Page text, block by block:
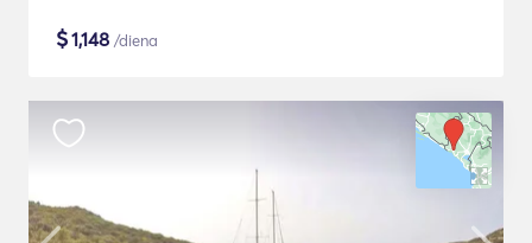
$1,148 /diena